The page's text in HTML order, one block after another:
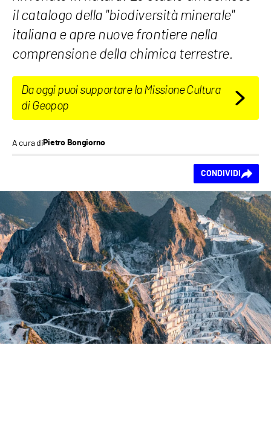
il catalogo della "biodiversità minerale"
italiana e apre nuove frontiere nella
comprensione della chimica terrestre.
Da oggi puoi supportare la Missione Cultura
di Geopop
A cura diPietro Bongiorno
CONDIVIDI